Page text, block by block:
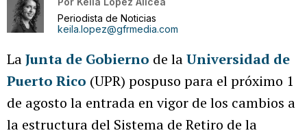
Periodista de Noticias
keila.lopez@gfrmedia.com
LaJunta de Gobierno de laUniversidad de
Puerto Rico (UPR) pospuso para el próximo 1
de agosto la entrada en vigor de los cambios a
la estructura del Sistema de Retiro de la